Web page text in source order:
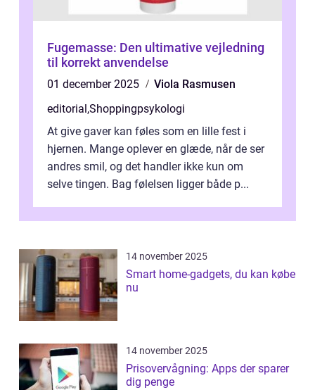
Fugemasse: Den ultimative vejledning
til korrekt anvendelse
01 december 2025
Viola Rasmusen
editorial,Shoppingpsykologi
At give gaver kan føles som en lille fest i
hjernen. Mange oplever en glæde, når de ser
andres smil, og det handler ikke kun om
selve tingen. Bag følelsen ligger både p...
14 november 2025
Smart home-gadgets, du kan købe
nu
14 november 2025
Prisovervågning: Apps der sparer
dig penge